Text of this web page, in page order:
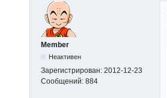
Member
Неактивен
Зарегистрирован: 2012-12-23
Сообщений: 884